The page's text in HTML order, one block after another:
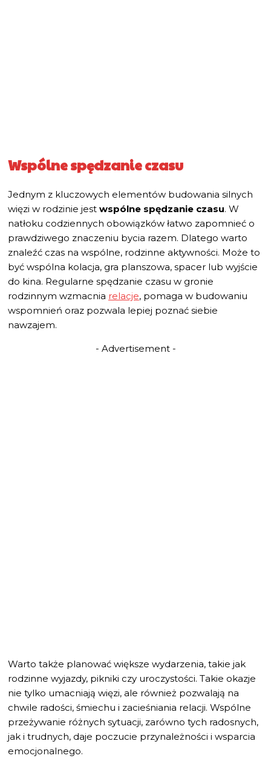
Wspólne spędzanie czasu
Jednym z kluczowych elementów budowania silnych
więzi w rodzinie jest wspólne spędzanie czasu. W
natłoku codziennych obowiązków łatwo zapomnieć o
prawdziwego znaczeniu bycia razem. Dlatego warto
znaleźć czas na wspólne, rodzinne aktywności. Może to
być wspólna kolacja, gra planszowa, spacer lub wyjście
do kina. Regularne spędzanie czasu w gronie
rodzinnym wzmacnia relacje, pomaga w budowaniu
wspomnień oraz pozwala lepiej poznać siebie
nawzajem.
- Advertisement -
Warto także planować większe wydarzenia, takie jak
rodzinne wyjazdy, pikniki czy uroczystości. Takie okazje
nie tylko umacniają więzi, ale również pozwalają na
chwile radości, śmiechu i zacieśniania relacji. Wspólne
przeżywanie różnych sytuacji, zarówno tych radosnych,
jak i trudnych, daje poczucie przynależności i wsparcia
emocjonalnego.